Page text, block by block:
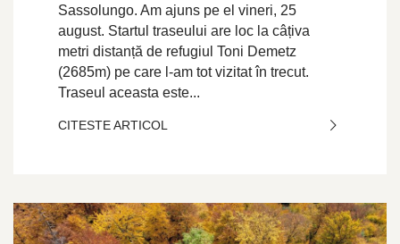
Sassolungo. Am ajuns pe el vineri, 25
august. Startul traseului are loc la câțiva
metri distanță de refugiul Toni Demetz
(2685m) pe care l-am tot vizitat în trecut.
Traseul aceasta este...
CITESTE ARTICOL